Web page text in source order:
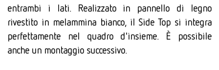
entrambi i lati. Realizzato in pannello di legno
rivestito in melammina bianco, il Side Top si integra
perfettamente nel quadro d'insieme. È possibile
anche un montaggio successivo.